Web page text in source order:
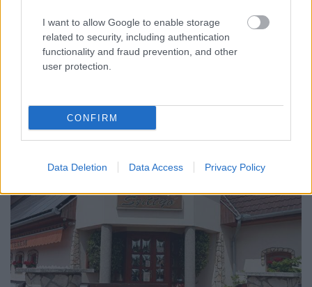
I want to allow Google to enable storage
related to security, including authentication
functionality and fraud prevention, and other
user protection.
CONFIRM
Data Deletion Data Access Privacy Policy